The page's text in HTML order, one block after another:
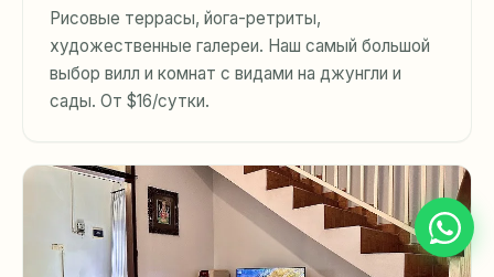
Рисовые террасы, йога-ретриты,
художественные галереи. Наш самый большой
выбор вилл и комнат с видами на джунгли и
сады. От $16/сутки.